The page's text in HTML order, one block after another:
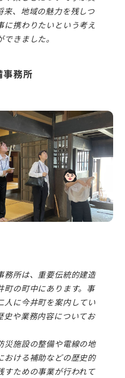
来、地域の魅力を残しつ
に携わりたいという考え
きました。
事務所
務所は、重要伝統的建造
町の町中にあります。事
人に今井町を案内してい
史や業務内容についてお
災施設の整備や電線の地
おける補助などの歴史的
すための事業が行われて